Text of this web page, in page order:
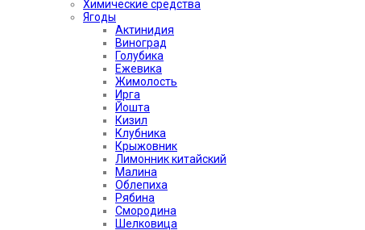
Химические средства
Ягоды
Актинидия
Виноград
Голубика
Ежевика
Жимолость
Ирга
Йошта
Кизил
Клубника
Крыжовник
Лимонник китайский
Малина
Облепиха
Рябина
Смородина
Шелковица